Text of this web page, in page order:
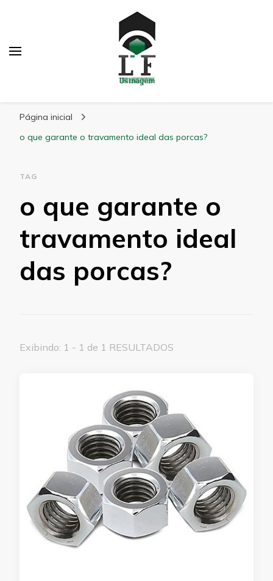
Página inicial
o que garante o travamento ideal das porcas?
TAG
o que garante o
travamento ideal
das porcas?
Exibindo: 1 - 1 de 1 RESULTADOS